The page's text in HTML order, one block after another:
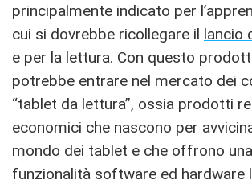
principalmente indicato per
cui si dovrebbe ricollegare il lancio
e per la lettura. Con questo
potrebbe entrare nel mercato dei
“tablet da lettura”, ossia prodotti
economici che nascono per
mondo dei tablet e che offrono
funzionalità software ed hardware